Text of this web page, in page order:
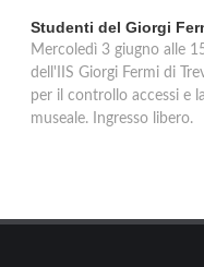
Studenti del Giorgi
Mercoledì 3 giugno alle
dell'IIS Giorgi Fermi di
per il controllo accessi e
museale. Ingresso libero.